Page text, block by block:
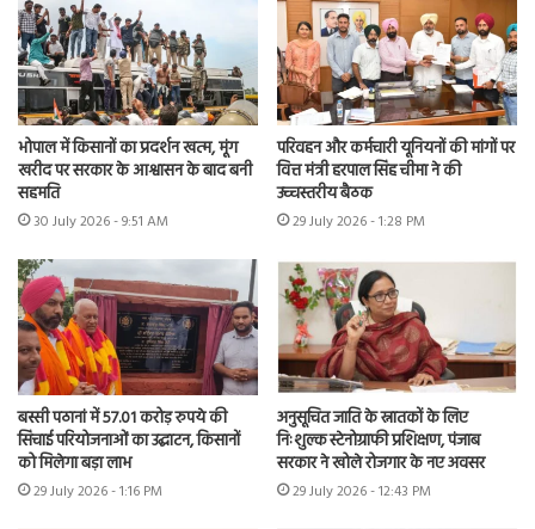
भोपाल में किसानों का प्रदर्शन खत्म, मूंग
खरीद पर सरकार के आश्वासन के बाद बनी
सहमति
30 July 2026 - 9:51 AM
परिवहन और कर्मचारी यूनियनों की मांगों पर
वित्त मंत्री हरपाल सिंह चीमा ने की
उच्चस्तरीय बैठक
29 July 2026 - 1:28 PM
बस्सी पठानां में 57.01 करोड़ रुपये की
सिंचाई परियोजनाओं का उद्घाटन, किसानों
को मिलेगा बड़ा लाभ
29 July 2026 - 1:16 PM
अनुसूचित जाति के स्नातकों के लिए
निःशुल्क स्टेनोग्राफी प्रशिक्षण, पंजाब
सरकार ने खोले रोजगार के नए अवसर
29 July 2026 - 12:43 PM